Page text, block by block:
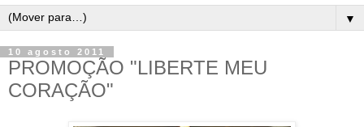
▼
10 agosto 2011
PROMOÇÃO "LIBERTE MEU
CORAÇÃO"